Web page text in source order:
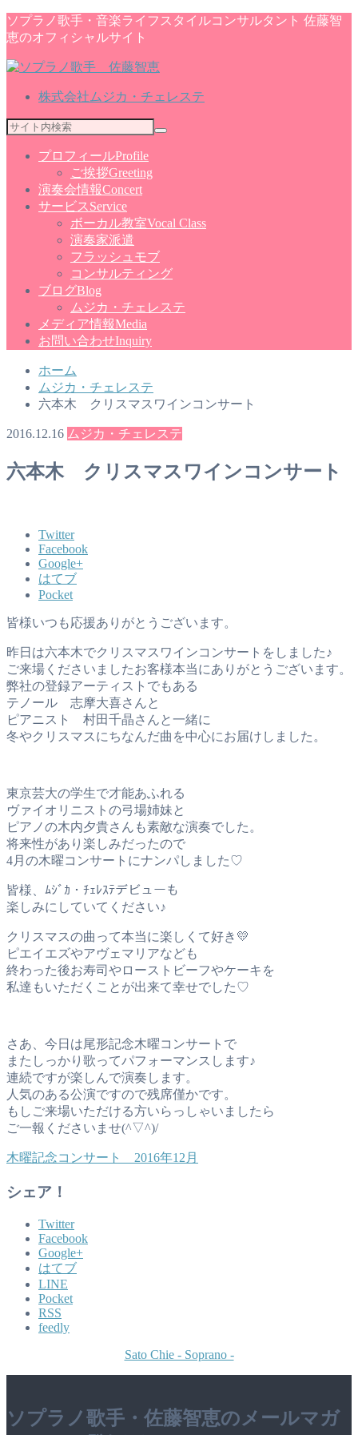
ソプラノ歌手・音楽ライフスタイルコンサルタント 佐藤智
恵のオフィシャルサイト
株式会社ムジカ・チェレステ
プロフィールProfile
ご挨拶Greeting
演奏会情報Concert
サービス Service
ボーカル教室Vocal Class
演奏家派遣
フラッシュモブ
コンサルティング
ブログBlog
ムジカ・チェレステ
メディア情報Media
お問い合わせInquiry
ホーム
ムジカ・チェレステ
六本木 クリスマスワインコンサート
2016.12.16 ムジカ・チェレステ
六本木 クリスマスワインコンサート
Twitter
Facebook
Google+
はてブ
Pocket
皆様いつも応援ありがとうございます。
昨日は六本木でクリスマスワインコンサートをしました♪
ご来場くださいましたお客様本当にありがとうございます。
弊社の登録アーティストでもある
テノール 志摩大喜さんと
ピアニスト 村田千晶さんと一緒に
冬やクリスマスにちなんだ曲を中心にお届けしました。
東京芸大の学生で才能あふれる
ヴァイオリニストの弓場姉妹と
ピアノの木内夕貴さんも素敵な演奏でした。
将来性があり楽しみだったので
4月の木曜コンサートにナンパしました♡
皆様、ﾑｼﾞｶ・ﾁｪﾚｽﾃデビューも
楽しみにしていてください♪
クリスマスの曲って本当に楽しくて好き💛
ピエイエズやアヴェマリアなども
終わった後お寿司やローストビーフやケーキを
私達もいただくことが出来て幸せでした♡
さあ、今日は尾形記念木曜コンサートで
またしっかり歌ってパフォーマンスします♪
連続ですが楽しんで演奏します。
人気のある公演ですので残席僅かです。
もしご来場いただける方いらっしゃいましたら
ご一報くださいませ(^▽^)/
木曜記念コンサート 2016年12月
シェア！
Twitter
Facebook
Google+
はてブ
LINE
Pocket
RSS
feedly
Sato Chie - Soprano -
ソプラノ歌手・佐藤智恵のメールマガ